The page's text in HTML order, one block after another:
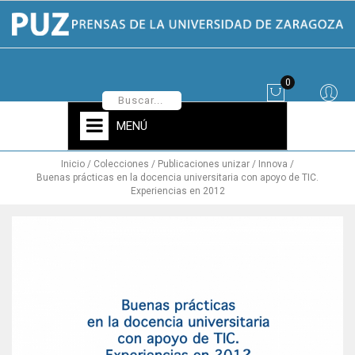
0
MENÚ
Inicio Colecciones Publicaciones unizar
Innova
Buenas prácticas en la docencia universitaria con apoyo de TIC.
Experiencias en 2012